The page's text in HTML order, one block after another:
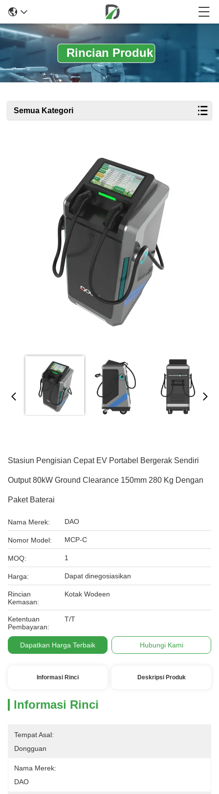
Rincian Produk
Semua Kategori
Stasiun Pengisian Cepat EV Portabel Bergerak Sendiri
Output 80kW Ground Clearance 150mm 280 Kg Dengan
Paket Baterai
Nama Merek: DAO
Nomor Model: MCP-C
MOQ: 1
Harga: Dapat dinegosiasikan
Rincian
Kemasan:
Kotak Wodeen
Ketentuan
Pembayaran:
T/T
Dapatkan Harga Terbaik Hubungi Kami
Informasi Rinci Deskripsi Produk
Informasi Rinci
Tempat Asal:
Dongguan
Nama Merek:
DAO